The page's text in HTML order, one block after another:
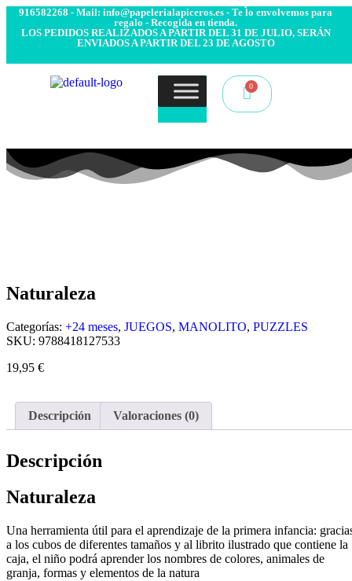
916582268 - Mail: info@papelerialapiceros.es - Te lo envolvemos para
regalo - Recogida en tienda.
LOS PEDIDOS REALIZADOS A PARTIR DEL 31 DE JULIO, SERÁN
ENVIADOS A PARTIR DEL 23 DE AGOSTO
Naturaleza
Categorías: +24 meses, JUEGOS, MANOLITO, PUZZLES
SKU: 9788418127533
19,95 €
Descripción Valoraciones (0)
Descripción
Naturaleza
Una herramienta útil para el aprendizaje de la primera infancia:
a los cubos de diferentes tamaños y al librito ilustrado que contiene la
caja, el niño podrá aprender los nombres de colores, animales de
granja, formas y elementos de la natura